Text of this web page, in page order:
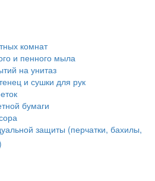
комнат
и пенного мыла
на унитаз
и сушки для рук
бумаги
защиты (перчатки, бахилы,